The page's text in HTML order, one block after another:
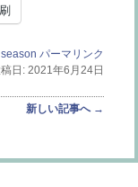
season パーマリンク
日: 2021年6月24日
新しい記事へ →